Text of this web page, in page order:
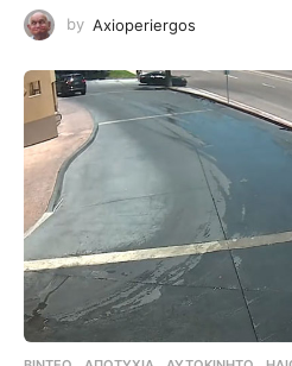
by Axioperiergos